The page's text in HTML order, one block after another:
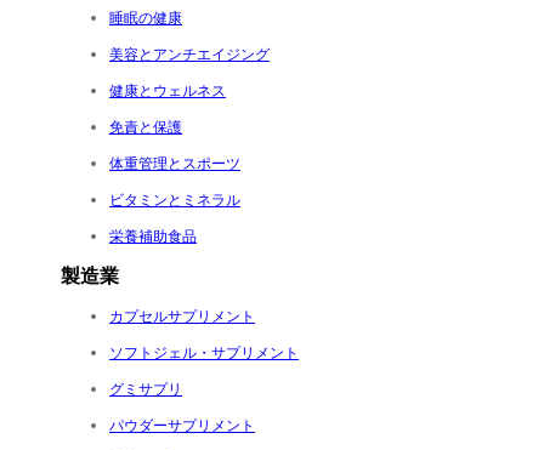
睡眠の健康
美容とアンチエイジング
健康とウェルネス
免責と保護
体重管理とスポーツ
ビタミンとミネラル
栄養補助食品
製造業
カプセルサプリメント
ソフトジェル・サプリメント
グミサプリ
パウダーサプリメント